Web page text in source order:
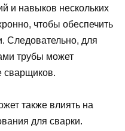
и навыков нескольких
чтобы обеспечить
Следовательно, для
трубы может
сварщиков.
также влиять на
для сварки.